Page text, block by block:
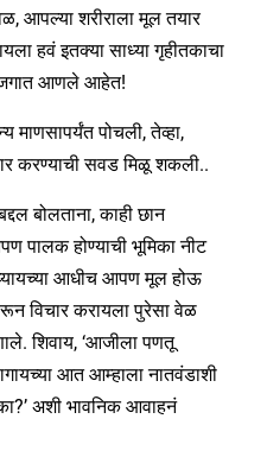
आपल्या शरीराला मूल तयार
हवं इतक्या साध्या गृहीतकाचा
आणले आहेत!
माणसापर्यंत पोचली, तेव्हा,
करण्याची सवड मिळू शकली..
बोलताना, काही छान
पालक होण्याची भूमिका नीट
आधीच आपण मूल होऊ
विचार करायला पुरेसा वेळ
शिवाय, ‘आजीला पणतू
आत आम्हाला नातवंडाशी
अशी भावनिक आवाहनं